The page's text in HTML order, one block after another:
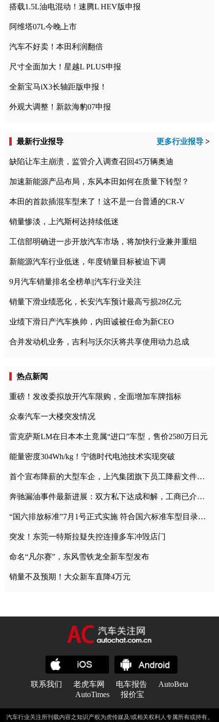
搭载1.5L油电混动！速腾L HEV版申报
阿维塔07L今晚上市
汽车不好卖！本田利润翻倍
尺寸全面加大！星越L PLUS申报
全新宝马iX3长轴距版申报！
外观大调整！新款海豹07申报
最新行业报导 更多行业报导 >
缺陷让车主崩溃，监管介入调查召回45万辆奥迪
加速新能源产品布局，东风本田如何在质量下转型？
本田的首款插混车型来了！这不是一台普通的CR-V
销量惨淡，上汽斯柯达持续低迷
工信部明确进一步开放汽车市场，将加快行业兼并重组
新能源汽车行业低迷，年度销量目标被迫下调
9月汽车销量排名全榜单||汽车行业关注
销量下滑业绩恶化，长安汽车预计最高亏损28亿元
业绩下滑日产汽车换帅，内田诚被任命为新CEO
合并发动机业务，吉利与沃尔沃将共享使用动力总成
热点新闻
重磅！发改委拟放开汽车限购，全面增加车牌指标
众泰汽车一大楼突发情况
雷克萨斯LM在日本本土竟属“进口”车型，售价2580万日元
能量密度304Wh/kg！宁德时代电池技术实现突破
首个宣布降薪的大型车企，上汽集团旗下员工降薪文件曝光
奔驰漏油事件最新进展：双方私下达成和解，工商已介入调查
“国六排放标准”7月1号正式实施 符合国六标准车型目录一览
突发！东莞一特斯拉疑失控连撞多车冲毁店门
命名“凡尔赛”，东风雪铁龙全新车型发布
销量不及预期！大众新车直降4万元
联系我们 老虎车网 电车报告
AutoBeta
AutoTimes
报价宝
汽车行业关注所刊载内容之知识产权为虎传媒及/或相关权利人专属所有或持有。